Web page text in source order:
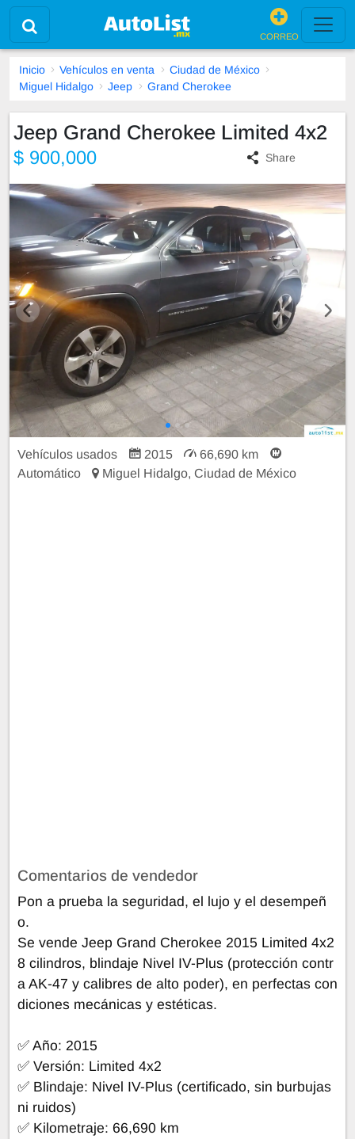
CORREO
Inicio Vehículos en venta
Ciudad de México
Miguel Hidalgo
Jeep Grand Cherokee
Jeep Grand Cherokee Limited 4x2
$ 900,000 Share
Vehículos usados 2015
66,690 km
Automático
Miguel Hidalgo, Ciudad de México
Comentarios de vendedor
Pon a prueba la seguridad, el lujo y el desempeñ
o.
Se vende Jeep Grand Cherokee 2015 Limited 4x2
8 cilindros, blindaje Nivel IV-Plus (protección contr
a AK-47 y calibres de alto poder), en perfectas con
diciones mecánicas y estéticas.
✅ Año: 2015
✅ Versión: Limited 4x2
✅ Blindaje: Nivel IV-Plus (certificado, sin burbujas
ni ruidos)
✅ Kilometraje: 66,690 km